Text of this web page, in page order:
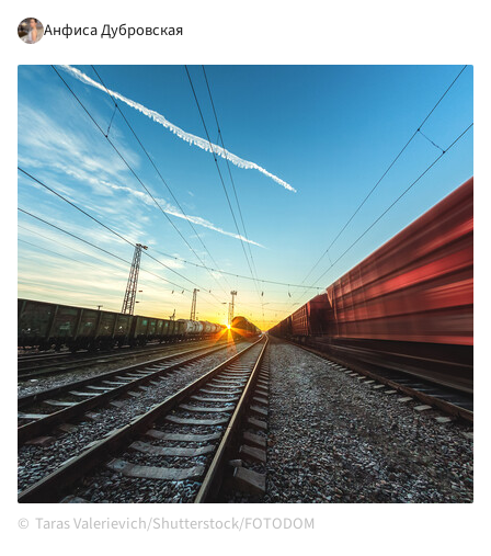
Анфиса Дубровская
Taras Valerievich/Shutterstock/FOTODOM